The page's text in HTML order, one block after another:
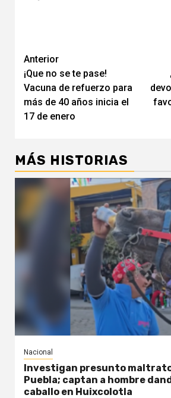
Navegación
de
entradas
Anterior
¡Que no se te pase!
Vacuna de refuerzo para
más de 40 años inicia el
17 de enero
MÁS HISTORIAS
Nacional
Investigan presunto
Puebla; captan a hombre
caballo en Huixcolotla